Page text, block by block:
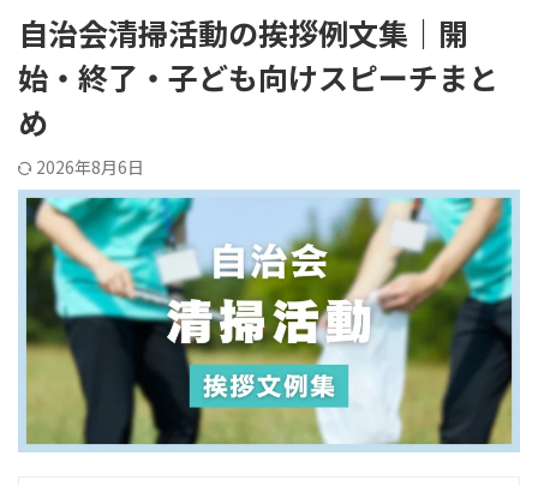
自治会清掃活動の挨拶例文集｜開
始・終了・子ども向けスピーチまと
め
2026年8月6日